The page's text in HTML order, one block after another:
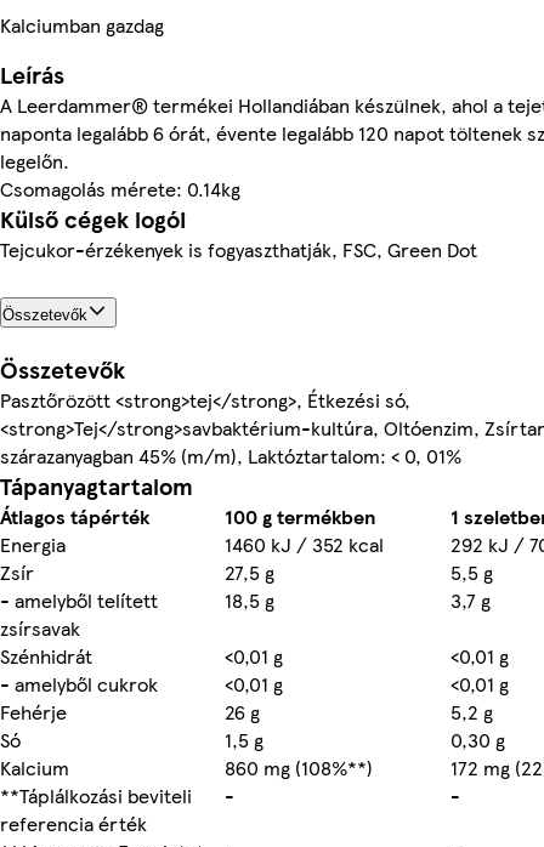
Kalciumban gazdag
Leírás
A Leerdammer® termékei Hollandiában készülnek, ahol a
naponta legalább 6 órát, évente legalább 120 napot töltenek
legelőn.
Csomagolás mérete: 0.14kg
Külső cégek logói
Tejcukor-érzékenyek is fogyaszthatják, FSC, Green Dot
Összetevők
Összetevők
Pasztőrözött <strong>tej</strong>, Étkezési só,
<strong>Tej</strong>savbaktérium-kultúra, Oltóenzim,
szárazanyagban 45% (m/m), Laktóztartalom: < 0, 01%
Tápanyagtartalom
Átlagos tápérték 100 g termékben
1
Energia
1460 kJ / 352 kcal
292 kJ /
Zsír
27,5 g
5,5 g
- amelyből telített
zsírsavak
18,5 g
3,7 g
Szénhidrát
<0,01 g
<0,01 g
- amelyből cukrok
<0,01 g
<0,01 g
Fehérje
26 g
5,2 g
Só
1,5 g
0,30 g
Kalcium
860 mg (108%**)
172 mg
**Táplálkozási beviteli
referencia érték
-
-